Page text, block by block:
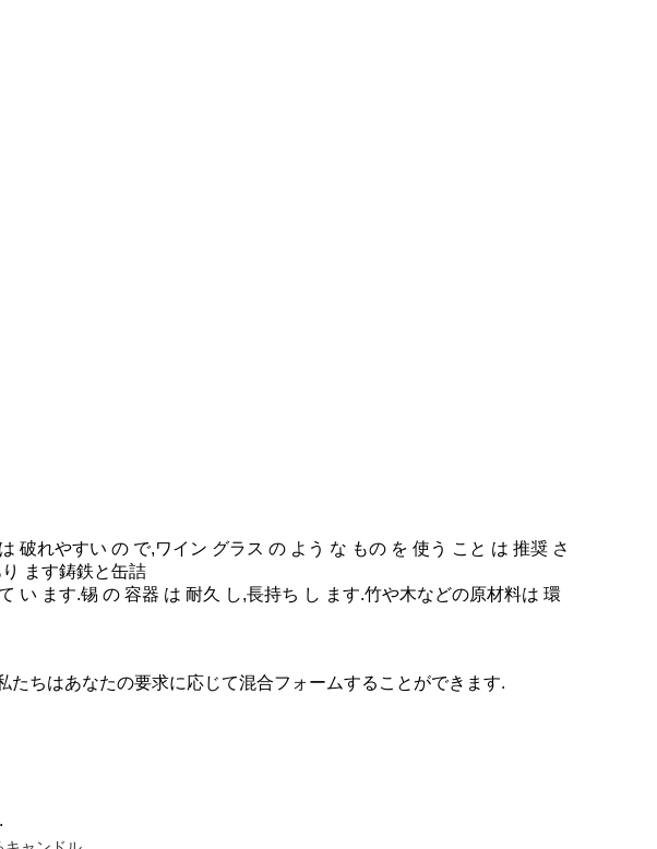
破れやすい の で,ワイン グラス の よう な もの を 使う こと は 推奨 さ
ます鋳鉄と缶詰
い ます.锡 の 容器 は 耐久 し,長持ち し ます.竹や木などの原材料は 環
ちはあなたの要求に応じて混合フォームすることができます.